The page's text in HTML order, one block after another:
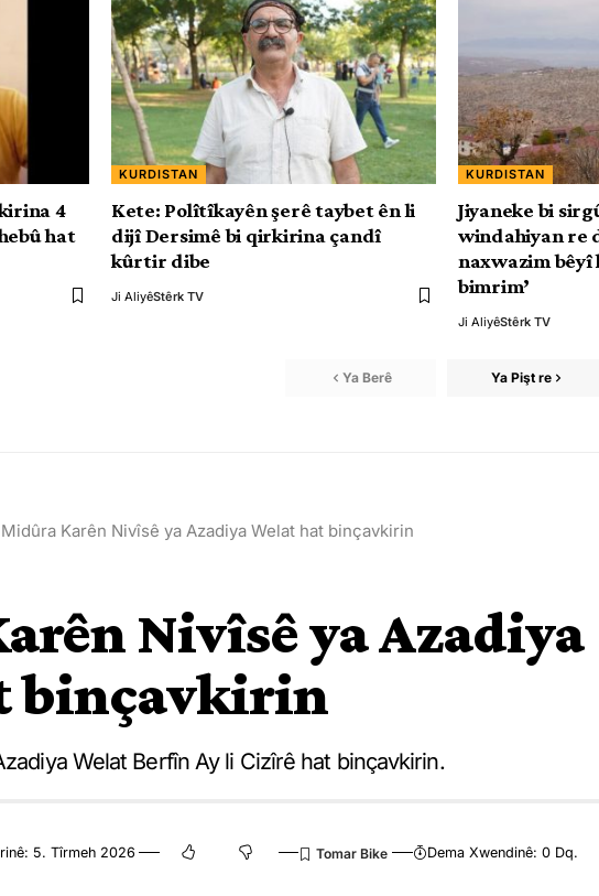
4
hat
KURDISTAN
Kete: Polîtîkayên şerê taybet ên li
dijî Dersimê bi qirkirina çandî
kûrtir dibe
Ji AliyêStêrk TV
KURDISTAN
Jiyaneke bi
windahiyan re
naxwazim bêyî
bimrim’
Ji AliyêStêrk TV
Ya Berê Ya Pişt re
Midûra Karên Nivîsê ya Azadiya Welat hat binçavkirin
Nivîsê ya Azadiya
binçavkirin
Welat Berfîn Ay li Cizîrê hat binçavkirin.
5. Tîrmeh 2026 Dema Xwendinê: 0 Dq.